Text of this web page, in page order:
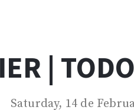
|
Saturday, 14 de